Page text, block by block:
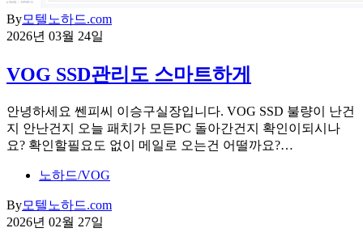
By모텔노하드.com
2026년 03월 24일
VOG SSD관리도 스마트하게
안녕하세요 쎈피씨 이승구실장입니다. VOG SSD 불량이 난건
지 안난건지 오늘 패치가 모든PC 돌아간건지 확인이되시나
요? 확인할필요도 없이 메일로 오는건 어떨까요?…
노하드/VOG
By모텔노하드.com
2026년 02월 27일